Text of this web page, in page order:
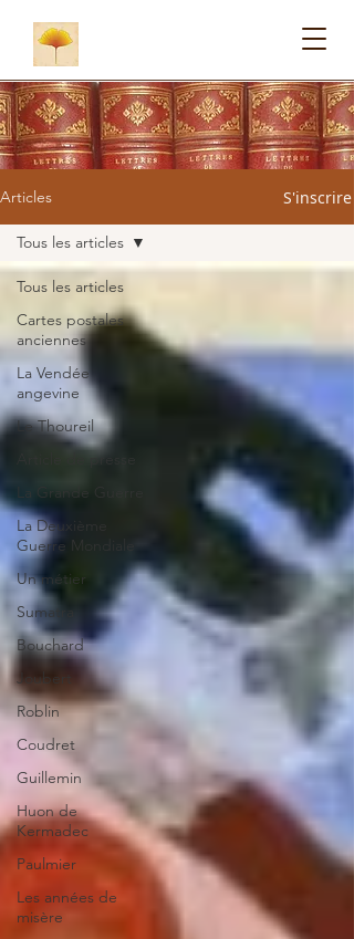
Articles S'inscrire
Tous les articles
Cartes postales
anciennes
La Vendée
angevine
Le Thoureil
Article de presse
La Grande Guerre
La Deuxième
Guerre Mondiale
Un métier
Sumatra
Bouchard
Joubert
Roblin
Coudret
Guillemin
Huon de
Kermadec
Paulmier
Les années de
misère
Tous les articles